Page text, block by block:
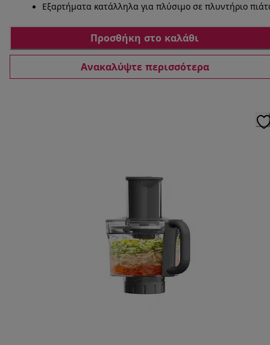
Εξαρτήματα κατάλληλα για πλύσιμο σε πλυντήριο
Προσθήκη στο καλάθι
Ανακαλύψτε περισσότερα